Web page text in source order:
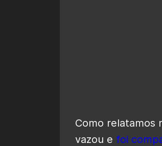
Como relatamos
vazou e foi